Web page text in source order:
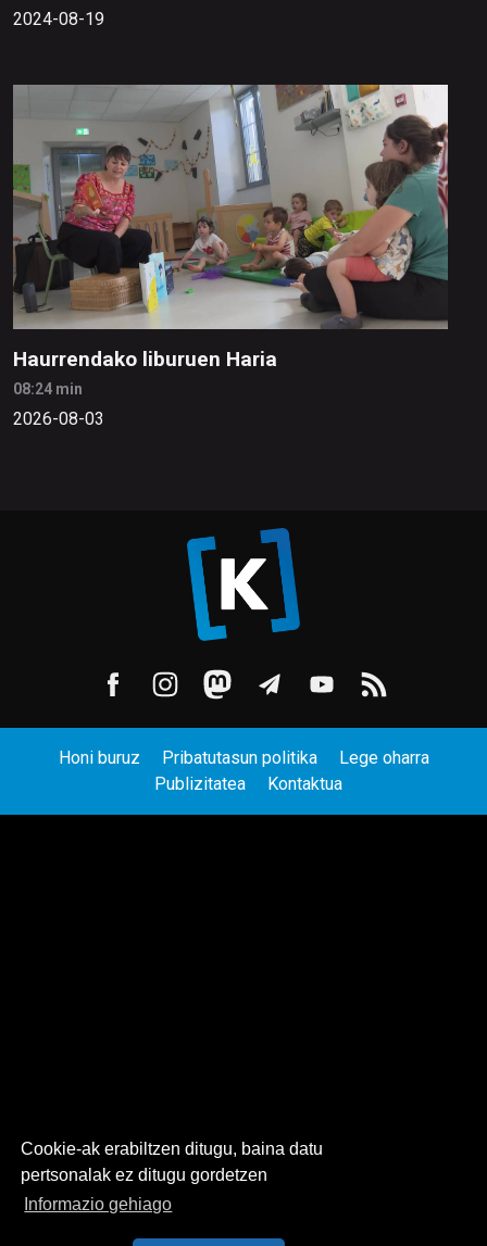
Cookie-ak erabiltzen ditugu, baina datu
pertsonalak ez ditugu gordetzen
Informazio gehiago
2024-08-19
Haurrendako liburuen Haria
08:24 min
2026-08-03
Honi buruz Pribatutasun politika
Lege oharra
Publizitatea
Kontaktua